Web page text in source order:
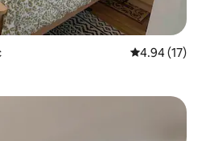
คะแนนเฉลี่ย
4.94 (17)